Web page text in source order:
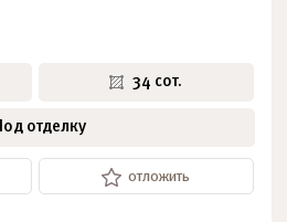
34 сот.
Под отделку
отложить